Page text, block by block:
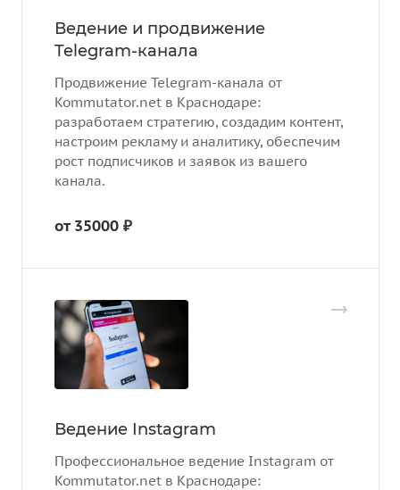
Ведение и продвижение
Telegram-канала
Продвижение Telegram-канала от
Kommutator.net в Краснодаре:
разработаем стратегию, создадим контент,
настроим рекламу и аналитику, обеспечим
рост подписчиков и заявок из вашего
канала.
от 35000 ₽
Ведение Instagram
Профессиональное ведение Instagram от
Kommutator.net в Краснодаре: